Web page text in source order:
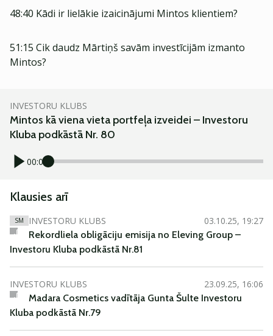
48:40 Kādi ir lielākie izaicinājumi Mintos klientiem?
51:15 Cik daudz Mārtiņš savām investīcijām izmanto
Mintos?
INVESTORU KLUBS
Mintos kā viena vieta portfeļa izveidei – Investoru
Kluba podkāstā Nr. 80
00:00
Klausies arī
SM INVESTORU KLUBS
03.10.25, 19:27
Rekordliela obligāciju emisija no Eleving Group –
Investoru Kluba podkāstā Nr.81
INVESTORU KLUBS
23.09.25, 16:06
Madara Cosmetics vadītāja Gunta Šulte Investoru
Kluba podkāstā Nr.79